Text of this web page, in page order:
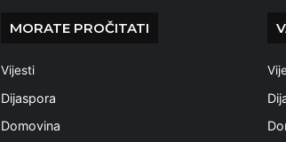
MORATE PROČITATI
Vijesti
Dijaspora
Domovina